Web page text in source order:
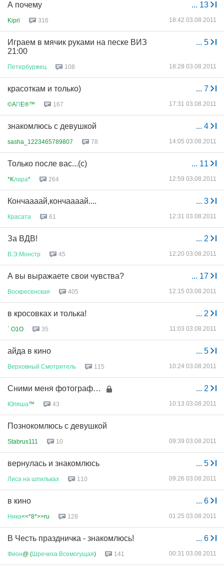
... 13
А почему
Kipri 316 18:42 03.08.2011
... 5
Играем в мячик руками на песке ВИЗ
21:00
Петербуржец 108 18:28 03.08.2011
... 7
красоткам и только)
©AПE®™ 167 17:31 03.08.2011
... 4
знакомлюсь с девушкой
sasha_1223465789807 78 14:05 03.08.2011
... 11
Только после вас...(с)
*Kлара* 264 12:59 03.08.2011
... 3
Кончаааай,кончаааай....
Красата 61 12:31 03.08.2011
... 2
За ВДВ!
В Э Монстр 45 12:20 03.08.2011
... 17
А вы выражаете свои чувства?
Воскресенская 405 12:15 03.08.2011
... 2
в кросовках и толька!
` O1O 35 11:03 03.08.2011
... 5
айда в кино
Верховный Смотритель 115 10:24 03.08.2011
... 2
Сними меня фотограф…
Юляша™ 43 10:13 03.08.2011
Познокомлюсь с девушкой
Stabrus111 10 09:39 03.08.2011
... 5
вернулась и знакомлюсь
Лиса на шпильках 110 09:26 03.08.2011
... 6
в кино
Ника<<*8*>>ru 128 01:25 03.08.2011
... 6
В Честь праздничка - знакомлюсь!
Фион@ (Шречиха Всемогущая) 141 00:31 03.08.2011